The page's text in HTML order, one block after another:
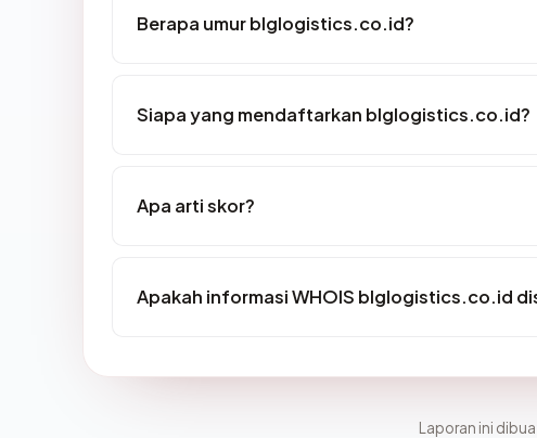
Berapa umur blglogistics.co.id?
Siapa yang mendaftarkan blglogistics.co.id?
Apa arti skor?
Apakah informasi WHOIS blglogistics.co.id
Laporan ini